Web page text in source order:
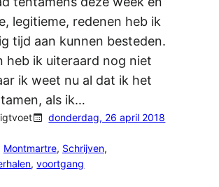
legitieme, redenen heb ik
tijd aan kunnen besteden.
heb ik uiteraard nog niet
ik weet nu al dat ik het
als ik…
donderdag, 26 april 2018
Montmartre, Schrijven,
, voortgang